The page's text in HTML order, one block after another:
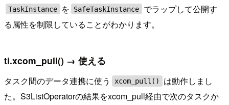
TaskInstance を SafeTaskInstance
でラップして公開す
る属性を制限していることがわかります。
ti.xcom_pull() → 使える
タスク間のデータ連携に使う xcom_pull()
は動作しまし
た。S3ListOperatorの結果をxcom_pull経由で次のタスクか